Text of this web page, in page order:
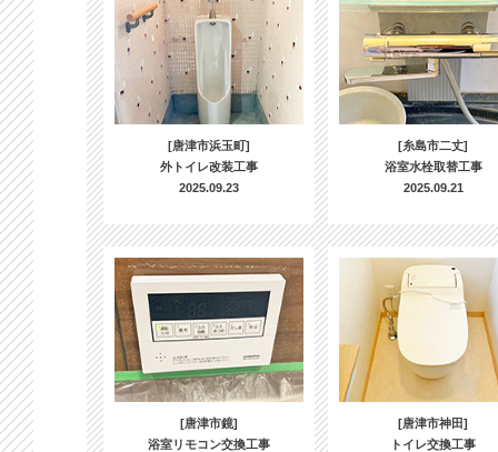
[唐津市浜玉町]
外トイレ改装工事
2025.09.23
[糸島市二丈]
浴室水栓取替工事
2025.09.21
[唐津市鏡]
浴室リモコン交換工事
[唐津市神田]
トイレ交換工事